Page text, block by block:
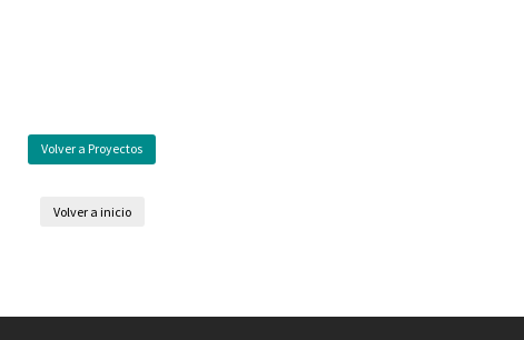
Volver a Proyectos
Volver a inicio